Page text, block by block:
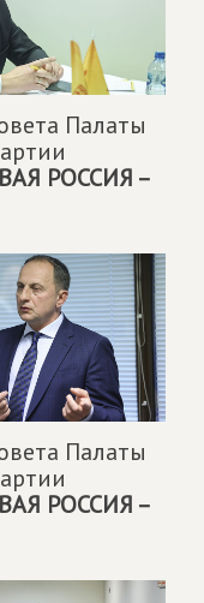
Палаты
РОССИЯ –
Палаты
РОССИЯ –